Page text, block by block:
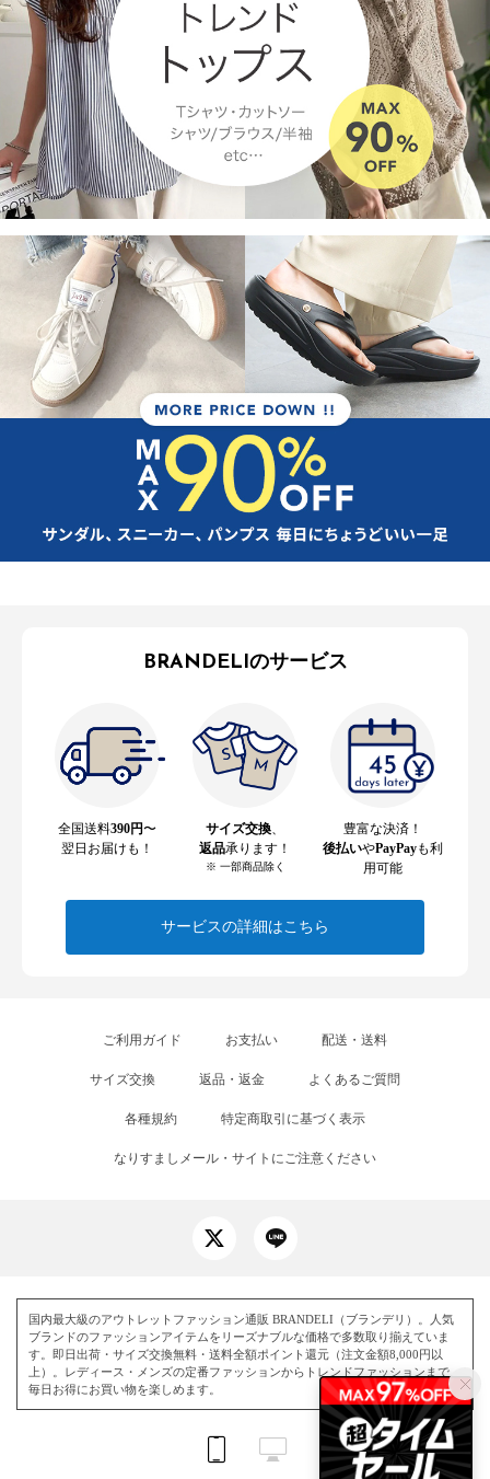
BRANDELIのサービス
全国送料390円〜
翌日お届けも！
サイズ交換、
返品承ります！
※ 一部商品除く
豊富な決済！
後払いやPayPayも利
用可能
サービスの詳細はこちら
ご利用ガイド お支払い 配送・送料
サイズ交換 返品・返金 よくあるご質問
各種規約 特定商取引に基づく表示
なりすましメール・サイトにご注意ください
国内最大級のアウトレットファッション通販 BRANDELI（ブランデリ）。人気
ブランドのファッションアイテムをリーズナブルな価格で多数取り揃えていま
す。即日出荷・サイズ交換無料・送料全額ポイント還元（注文金額8,000円以
上）。レディース・メンズの定番ファッションからトレンドファッションまで、
毎日お得にお買い物を楽しめます。